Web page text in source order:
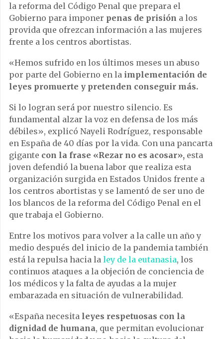
la reforma del Código Penal que prepara el
Gobierno para imponer penas de prisión a los
provida que ofrezcan información a las mujeres
frente a los centros abortistas.
«Hemos sufrido en los últimos meses un abuso
por parte del Gobierno en la implementación de
leyes promuerte y pretenden conseguir más.
Si lo logran será por nuestro silencio. Es
fundamental alzar la voz en defensa de los más
débiles», explicó Nayeli Rodríguez, responsable
en España de 40 días por la vida. Con una pancarta
gigante con la frase «Rezar no es acosar», esta
joven defendió la buena labor que realiza esta
organización surgida en Estados Unidos frente a
los centros abortistas y se lamentó de ser uno de
los blancos de la reforma del Código Penal en el
que trabaja el Gobierno.
Entre los motivos para volver a la calle un año y
medio después del inicio de la pandemia también
está la repulsa hacia la ley de la eutanasia, los
continuos ataques a la objeción de conciencia de
los médicos y la falta de ayudas a la mujer
embarazada en situación de vulnerabilidad.
«España necesita leyes respetuosas con la
dignidad de humana, que permitan evolucionar